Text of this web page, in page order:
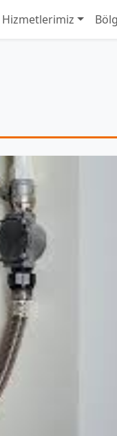
Hizmetlerimiz